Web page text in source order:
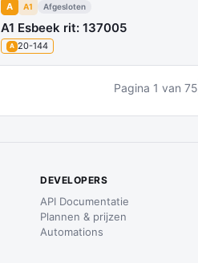
A A1 Afgesloten
A1 Esbeek rit: 137005
A 20-144
Pagina 1 van 75
DEVELOPERS
API Documentatie
Plannen & prijzen
Automations